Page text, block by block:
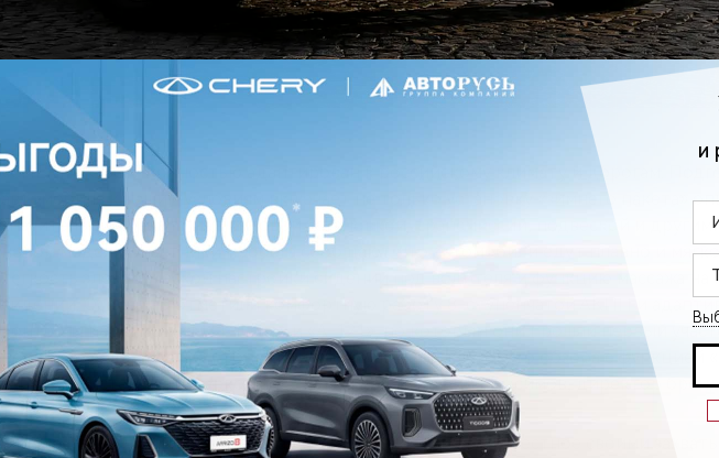
«CHERY TIGGO 9 полностью адаптирован к российскому климату и дорогам.
автомобиля к нашим условиям включает не только установку «зимнего пакета»
значительную работу над силовой установкой, трансмиссий, подвеской и
новой модели. Участники пробега сообщают, что автомобили едут плавно и
лёгкость электрической настройки сидений под водителя и функцию массажа на
сидений. Особенно отметили комфортную работу 8-ступенчатой АКПП и
контроля на трассах «М11-Нева» и «А-121», по которым они прошли первый
первых городах маршрута оценили работу камеры кругового обзора с функцией
капот» и систему автопарковки», – рассказал Дмитрий Максимов, директор
Финальной точкой маршрута станетТериберка– место, известное своими